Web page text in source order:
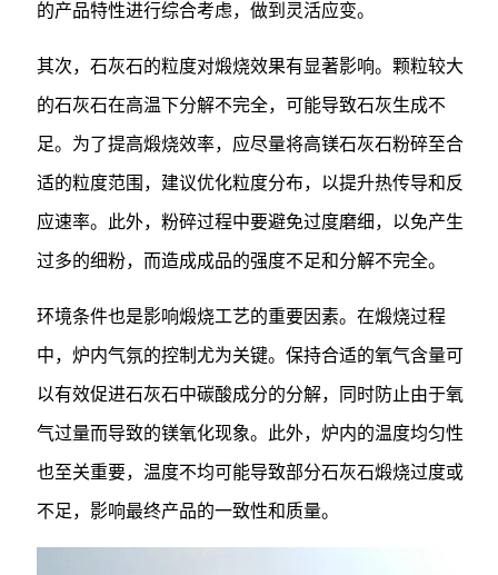
的产品特性进行综合考虑，做到灵活应变。
其次，石灰石的粒度对煅烧效果有显著影响。颗粒较大
的石灰石在高温下分解不完全，可能导致石灰生成不
足。为了提高煅烧效率，应尽量将高镁石灰石粉碎至合
适的粒度范围，建议优化粒度分布，以提升热传导和反
应速率。此外，粉碎过程中要避免过度磨细，以免产生
过多的细粉，而造成成品的强度不足和分解不完全。
环境条件也是影响煅烧工艺的重要因素。在煅烧过程
中，炉内气氛的控制尤为关键。保持合适的氧气含量可
以有效促进石灰石中碳酸成分的分解，同时防止由于氧
气过量而导致的镁氧化现象。此外，炉内的温度均匀性
也至关重要，温度不均可能导致部分石灰石煅烧过度或
不足，影响最终产品的一致性和质量。